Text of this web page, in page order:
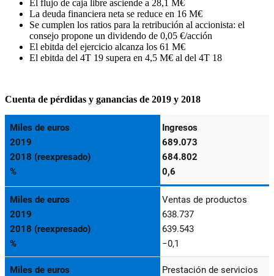
El flujo de caja libre asciende a 28,1 M€
La deuda financiera neta se reduce en 16 M€
Se cumplen los ratios para la retribución al accionista: el
consejo propone un dividendo de 0,05 €/acción
El ebitda del ejercicio alcanza los 61 M€
El ebitda del 4T 19 supera en 4,5 M€ al del 4T 18
Cuenta de pérdidas y ganancias de 2019 y 2018